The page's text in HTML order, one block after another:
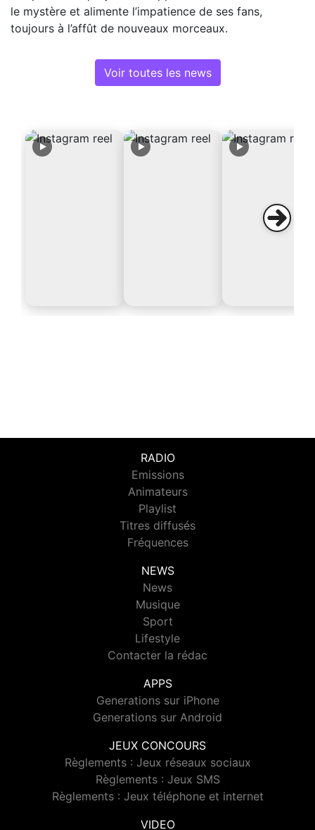
le mystère et alimente l’impatience de ses fans,
toujours à l’affût de nouveaux morceaux.
Voir toutes les news
RADIO
Emissions
Animateurs
Playlist
Titres diffusés
Fréquences
NEWS
News
Musique
Sport
Lifestyle
Contacter la rédac
APPS
Generations sur iPhone
Generations sur Android
JEUX CONCOURS
Règlements : Jeux réseaux sociaux
Règlements : Jeux SMS
Règlements : Jeux téléphone et internet
VIDEO